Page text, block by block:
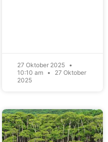
27 Oktober 2025
10:10 am
27 Oktober
2025